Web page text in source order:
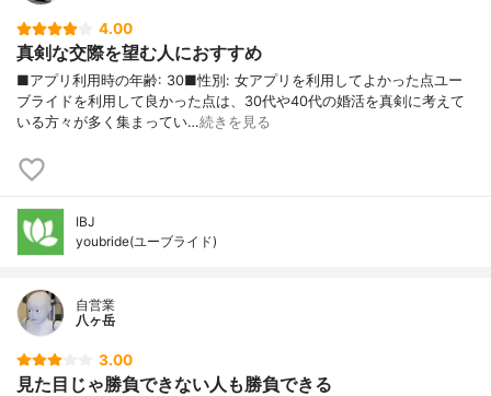
4.00
真剣な交際を望む人におすすめ
■アプリ利用時の年齢: 30■性別: 女アプリを利用してよかった点ユー
ブライドを利用して良かった点は、30代や40代の婚活を真剣に考えて
いる方々が多く集まってい…続きを見る
IBJ
youbride(ユーブライド)
自営業
八ヶ岳
3.00
見た目じゃ勝負できない人も勝負できる